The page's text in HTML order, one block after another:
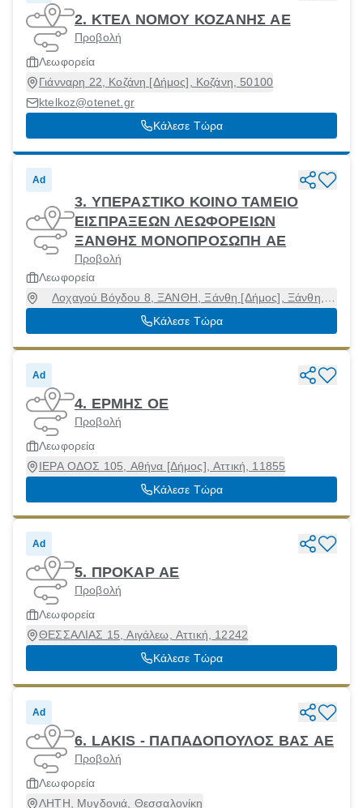
2. ΚΤΕΛ ΝΟΜΟΥ ΚΟΖΑΝΗΣ ΑΕ
Προβολή
Λεωφορεία
Γιάνναρη 22, Κοζάνη [Δήμος], Κοζάνη, 50100
ktelkoz@otenet.gr
Κάλεσε Τώρα
Ad
3. ΥΠΕΡΑΣΤΙΚΟ ΚΟΙΝΟ ΤΑΜΕΙΟ
ΕΙΣΠΡΑΞΕΩΝ ΛΕΩΦΟΡΕΙΩΝ
ΞΑΝΘΗΣ ΜΟΝΟΠΡΟΣΩΠΗ ΑΕ
Προβολή
Λεωφορεία
Λοχαγού Βόγδου 8, ΞΑΝΘΗ, Ξάνθη [Δήμος], Ξάνθη,
67100
Κάλεσε Τώρα
Ad
4. ΕΡΜΗΣ ΟΕ
Προβολή
Λεωφορεία
ΙΕΡΑ ΟΔΟΣ 105, Αθήνα [Δήμος], Αττική, 11855
Κάλεσε Τώρα
Ad
5. ΠΡΟΚΑΡ ΑΕ
Προβολή
Λεωφορεία
ΘΕΣΣΑΛΙΑΣ 15, Αιγάλεω, Αττική, 12242
Κάλεσε Τώρα
Ad
6. LAKIS - ΠΑΠΑΔΟΠΟΥΛΟΣ ΒΑΣ ΑΕ
Προβολή
Λεωφορεία
ΛΗΤΗ, Μυγδονιά, Θεσσαλονίκη